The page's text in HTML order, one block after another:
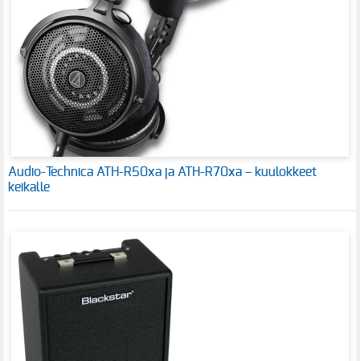
Audio-Technica ATH-R50xa ja ATH-R70xa – kuulokkeet
keikalle